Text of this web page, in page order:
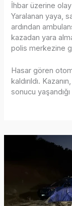
İhbar üzerine
Yaralanan yaya,
ardından
kazadan yara
polis merkezine
Hasar gören
kaldırıldı.
sonucu